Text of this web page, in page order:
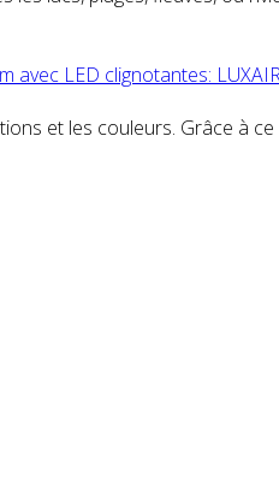
avec LED clignotantes:
et les couleurs. Grâce à